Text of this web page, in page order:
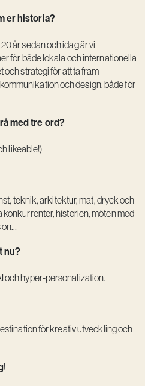
er historia?
år sedan och idag är vi
för både lokala och internationella
strategi för att ta fram
och design, både för
med tre ord?
likeable!)
teknik, arkitektur, mat, dryck och
historien, möten med
on…
nu?
och hyper-personalization.
för kreativ utveckling och
!